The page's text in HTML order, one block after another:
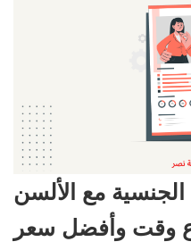
مع الألسن
وقت وأفضل سعر